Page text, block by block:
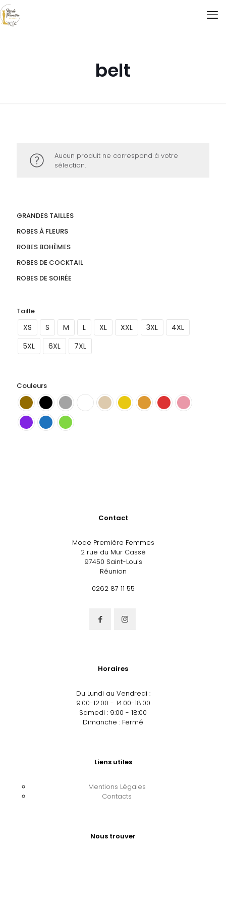
belt
Aucun produit ne correspond à votre
sélection.
GRANDES TAILLES
ROBES À FLEURS
ROBES BOHÈMES
ROBES DE COCKTAIL
ROBES DE SOIRÉE
Taille
XS S M L XL XXL 3XL
4XL
5XL
6XL 7XL
Couleurs
Contact
Mode Première Femmes
2 rue du Mur Cassé
97450 Saint-Louis
Réunion
0262 87 11 55
Horaires
Du Lundi au Vendredi :
9:00-12:00 - 14:00-18:00
Samedi : 9:00 - 18:00
Dimanche : Fermé
Liens utiles
Mentions Légales
Contacts
Nous trouver